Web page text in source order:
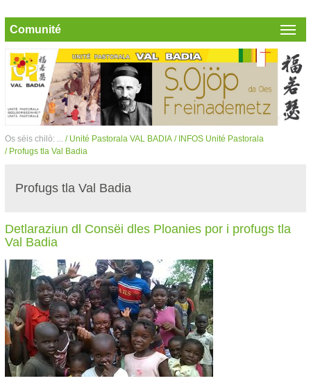
Comunité
Os sëis chilò: ... / Unité Pastorala VAL BADIA / INFOS Unité Pastorala
/ Profugs tla Val Badia
Profugs tla Val Badia
Detlaraziun dl Consëi dles Ploanies por i profugs tla
Val Badia